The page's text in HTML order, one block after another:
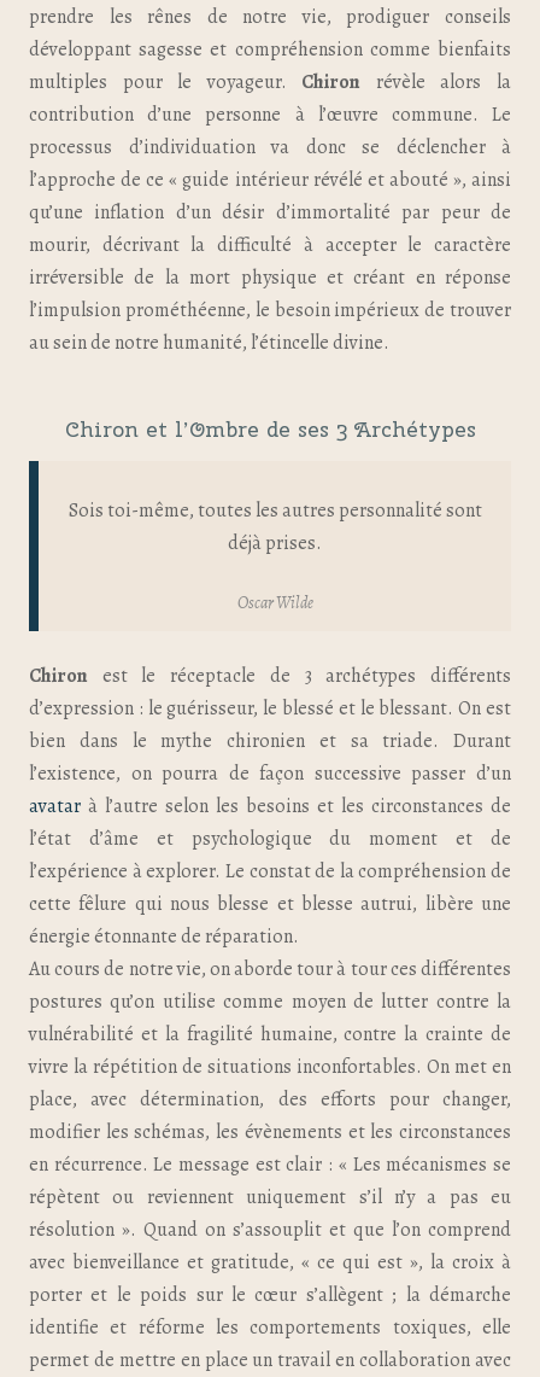
prendre les rênes de notre vie, prodiguer conseils
développant sagesse et compréhension comme bienfaits
multiples pour le voyageur. Chiron révèle alors la
contribution d’une personne à l’œuvre commune. Le
processus d’individuation va donc se déclencher à
l’approche de ce « guide intérieur révélé et abouté », ainsi
qu’une inflation d’un désir d’immortalité par peur de
mourir, décrivant la difficulté à accepter le caractère
irréversible de la mort physique et créant en réponse
l’impulsion prométhéenne, le besoin impérieux de trouver
au sein de notre humanité, l’étincelle divine.
Chiron et l’Ombre de ses 3 Archétypes
Sois toi-même, toutes les autres personnalité sont
déjà prises.
Oscar Wilde
Chiron est le réceptacle de 3 archétypes différents
d’expression : le guérisseur, le blessé et le blessant. On est
bien dans le mythe chironien et sa triade. Durant
l’existence, on pourra de façon successive passer d’un
avatar à l’autre selon les besoins et les circonstances de
l’état d’âme et psychologique du moment et de
l’expérience à explorer. Le constat de la compréhension de
cette fêlure qui nous blesse et blesse autrui, libère une
énergie étonnante de réparation.
Au cours de notre vie, on aborde tour à tour ces différentes
postures qu’on utilise comme moyen de lutter contre la
vulnérabilité et la fragilité humaine, contre la crainte de
vivre la répétition de situations inconfortables. On met en
place, avec détermination, des efforts pour changer,
modifier les schémas, les évènements et les circonstances
en récurrence. Le message est clair : « Les mécanismes se
répètent ou reviennent uniquement s’il n’y a pas eu
résolution ». Quand on s’assouplit et que l’on comprend
avec bienveillance et gratitude, « ce qui est », la croix à
porter et le poids sur le cœur s’allègent ; la démarche
identifie et réforme les comportements toxiques, elle
permet de mettre en place un travail en collaboration avec